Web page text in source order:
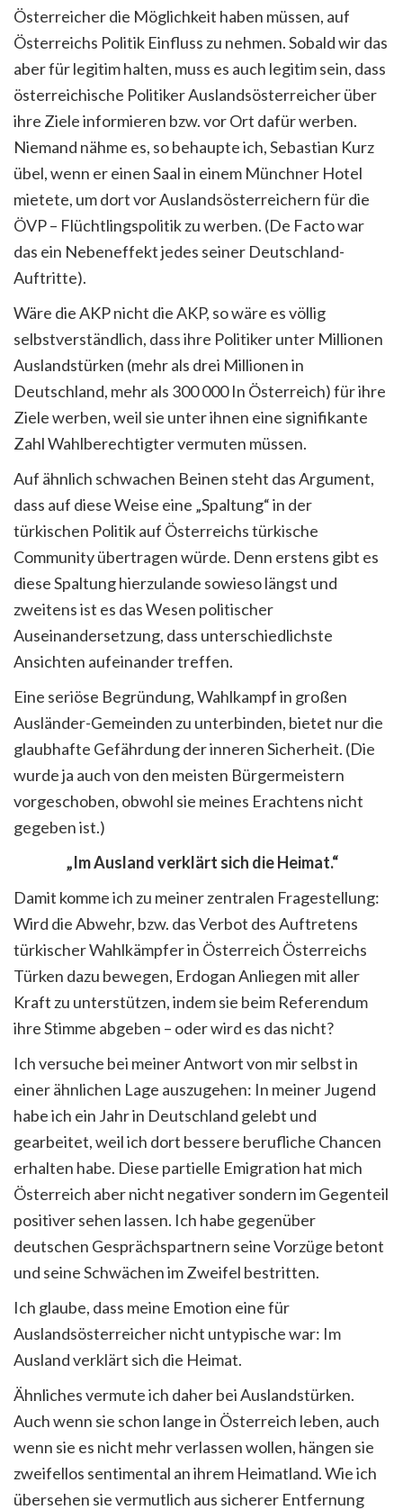
Österreicher die Möglichkeit haben müssen, auf
Österreichs Politik Einfluss zu nehmen. Sobald wir das
aber für legitim halten, muss es auch legitim sein, dass
österreichische Politiker Auslandsösterreicher über
ihre Ziele informieren bzw. vor Ort dafür werben.
Niemand nähme es, so behaupte ich, Sebastian Kurz
übel, wenn er einen Saal in einem Münchner Hotel
mietete, um dort vor Auslandsösterreichern für die
ÖVP – Flüchtlingspolitik zu werben. (De Facto war
das ein Nebeneffekt jedes seiner Deutschland-
Auftritte).
Wäre die AKP nicht die AKP, so wäre es völlig
selbstverständlich, dass ihre Politiker unter Millionen
Auslandstürken (mehr als drei Millionen in
Deutschland, mehr als 300 000 In Österreich) für ihre
Ziele werben, weil sie unter ihnen eine signifikante
Zahl Wahlberechtigter vermuten müssen.
Auf ähnlich schwachen Beinen steht das Argument,
dass auf diese Weise eine „Spaltung“ in der
türkischen Politik auf Österreichs türkische
Community übertragen würde. Denn erstens gibt es
diese Spaltung hierzulande sowieso längst und
zweitens ist es das Wesen politischer
Auseinandersetzung, dass unterschiedlichste
Ansichten aufeinander treffen.
Eine seriöse Begründung, Wahlkampf in großen
Ausländer-Gemeinden zu unterbinden, bietet nur die
glaubhafte Gefährdung der inneren Sicherheit. (Die
wurde ja auch von den meisten Bürgermeistern
vorgeschoben, obwohl sie meines Erachtens nicht
gegeben ist.)
„Im Ausland verklärt sich die Heimat.“
Damit komme ich zu meiner zentralen Fragestellung:
Wird die Abwehr, bzw. das Verbot des Auftretens
türkischer Wahlkämpfer in Österreich Österreichs
Türken dazu bewegen, Erdogan Anliegen mit aller
Kraft zu unterstützen, indem sie beim Referendum
ihre Stimme abgeben – oder wird es das nicht?
Ich versuche bei meiner Antwort von mir selbst in
einer ähnlichen Lage auszugehen: In meiner Jugend
habe ich ein Jahr in Deutschland gelebt und
gearbeitet, weil ich dort bessere berufliche Chancen
erhalten habe. Diese partielle Emigration hat mich
Österreich aber nicht negativer sondern im Gegenteil
positiver sehen lassen. Ich habe gegenüber
deutschen Gesprächspartnern seine Vorzüge betont
und seine Schwächen im Zweifel bestritten.
Ich glaube, dass meine Emotion eine für
Auslandsösterreicher nicht untypische war: Im
Ausland verklärt sich die Heimat.
Ähnliches vermute ich daher bei Auslandstürken.
Auch wenn sie schon lange in Österreich leben, auch
wenn sie es nicht mehr verlassen wollen, hängen sie
zweifellos sentimental an ihrem Heimatland. Wie ich
übersehen sie vermutlich aus sicherer Entfernung